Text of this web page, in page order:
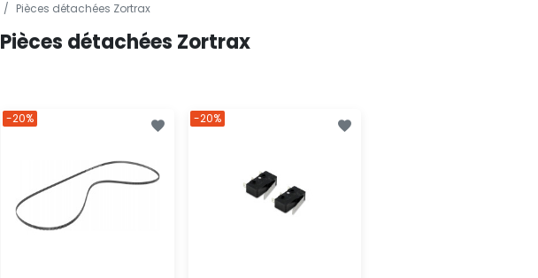
Pièces détachées Zortrax
Pièces détachées Zortrax
-20% -20%